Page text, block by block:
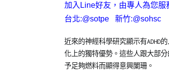
加入Line好友，由專人為您服
台北:@sotpe 新竹:@sohsc
近來的神經科學研究顯示有
化上的獨特優勢。這些人跟大部
予足夠燃料而顯得意興闌珊。